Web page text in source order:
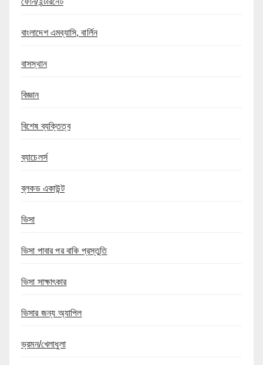
বাংলাদেশ এমব্যাসি, বার্লিন
বাসস্থান
বিজ্ঞান
বিশেষ ব্যক্তিত্ব
ব্যাচেলর্স
ব্লকড একাউন্ট
ভিসা
ভিসা পাবার পর বাকি প্রস্তুতি
ভিসা সাক্ষাৎকার
ভিসার জন্য অ্যাপিল
ভ্রমন/খেলাধুলা